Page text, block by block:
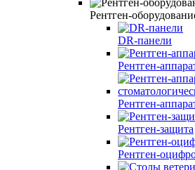
Рентген-
DR-панели
Рентген-
Рентген-
Рентген-защита
Рентген-